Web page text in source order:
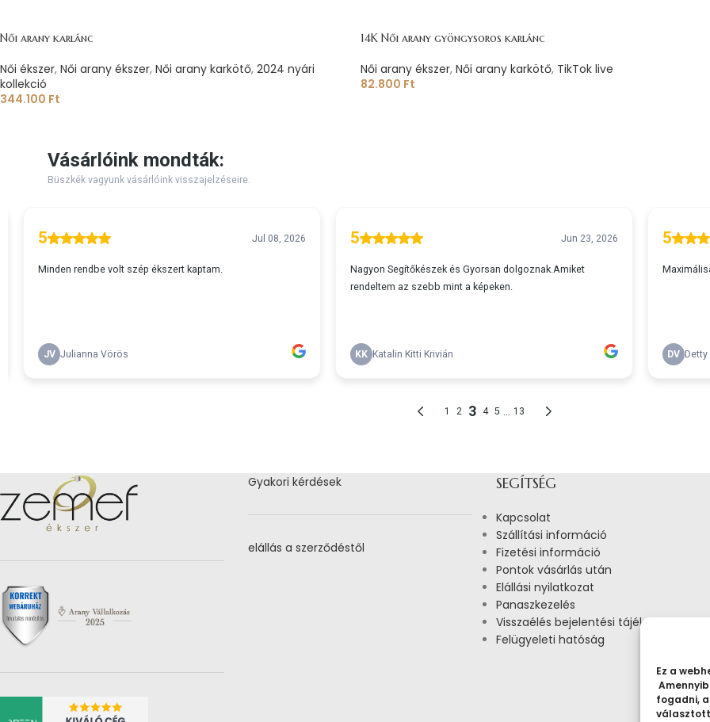
Ez a
fogadni,
Női arany karlánc
Női ékszer, Női arany ékszer, Női arany karkötő, 2024 nyári
kollekció
344.100 Ft
14K Női arany gyöngysoros karlánc
Női arany ékszer, Női arany karkötő, TikTok live
82.800 Ft
Gyakori kérdések
elállás a szerződéstől
SEGÍTSÉG
Kapcsolat
Szállítási információ
Fizetési információ
Pontok vásárlás után
Elállási nyilatkozat
Panaszkezelés
Visszaélés bejelentési tájékoztató
Felügyeleti hatóság